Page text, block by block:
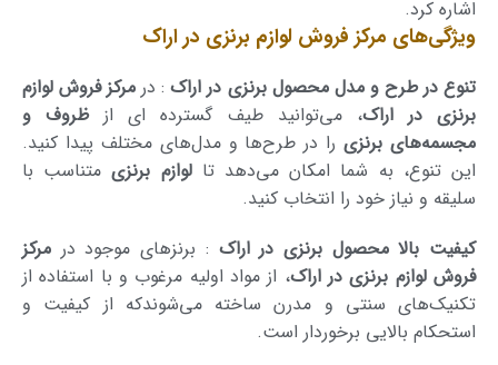
اشاره کرد.
ویژگی‌های مرکز فروش لوازم برنزی در اراک
تنوع در طرح و مدل محصول برنزی در اراک: در مرکز فروش لوازم
برنزی در اراک، می‌توانید طیف گسترده ای ازظروف و
مجسمه‌های برنزیرا در طرح‌ها و مدل‌های مختلف پیدا کنید.
این تنوع، به شما امکان می‌دهد تالوازم برنزیمتناسب با
سلیقه و نیاز خود را انتخاب کنید.
کیفیت بالا محصول برنزی در اراک : برنزهای موجود در مرکز
فروش لوازم برنزی در اراک، از مواد اولیه مرغوب و با استفاده از
تکنیک‌های سنتی و مدرن ساخته می‌شوندکه از کیفیت و
استحکام بالایی برخوردار است.